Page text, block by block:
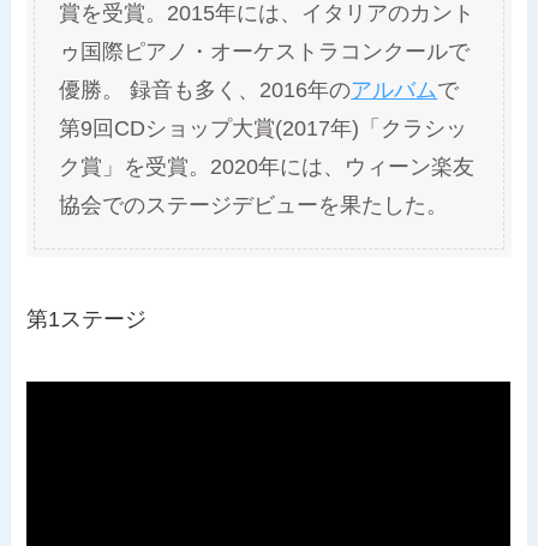
賞を受賞。2015年には、イタリアのカント
ゥ国際ピアノ・オーケストラコンクールで
優勝。 録音も多く、2016年のアルバムで
第9回CDショップ大賞(2017年)「クラシッ
ク賞」を受賞。2020年には、ウィーン楽友
協会でのステージデビューを果たした。
第1ステージ